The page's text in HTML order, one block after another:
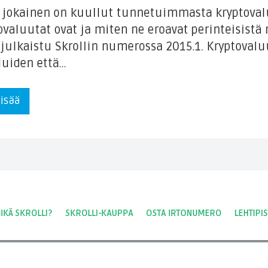
jokainen on kuullut tunnetuimmasta
ovat ja miten ne eroavat
Skrollin numerossa 2015.1.
että…
SKROLLI? SKROLLI-KAUPPA OSTA IRTONUMERO